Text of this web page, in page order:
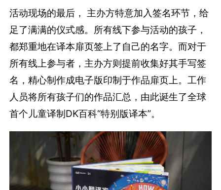
活动现场的最后， 主办方特意加入签名环节，给
足了满满的仪式感。所有线下参与活动的孩子，
都郑重地在译本扉页签上了自己的名字。而对于
所有线上参与者，主办方则提前收集好其手写签
名，精心制作成电子版印制于作品扉页上。工作
人员将所有孩子们的作品汇总，由此诞生了全球
首个儿童译制DK百科“特别版译本”。